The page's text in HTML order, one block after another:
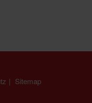
Sitemap